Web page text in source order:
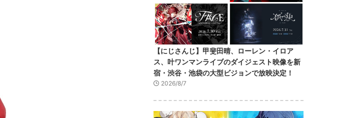
【にじさんじ】甲斐田晴、ローレン・イロア
ス、叶ワンマンライブのダイジェスト映像を新
宿・渋谷・池袋の大型ビジョンで放映決定！
2026/8/7